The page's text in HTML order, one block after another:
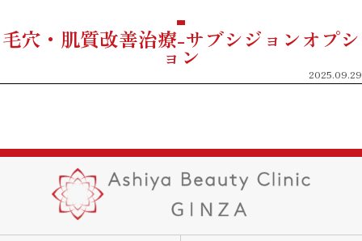
毛穴・肌質改善治療-サブシジョンオプシ
ョン
2025.09.29